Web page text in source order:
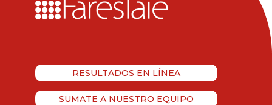
RESULTADOS EN LÍNEA
SUMATE A NUESTRO EQUIPO